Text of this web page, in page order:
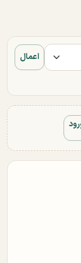
اعمال